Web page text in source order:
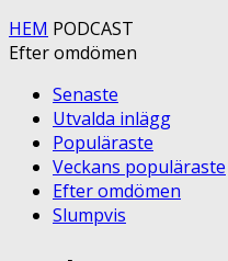
HEM PODCAST
Efter omdömen
Senaste
Utvalda inlägg
Populäraste
Veckans populäraste
Efter omdömen
Slumpvis